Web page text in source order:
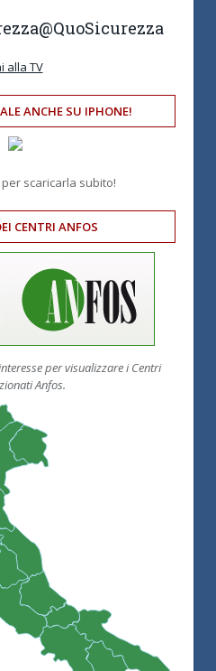
@QuoSicurezza
alla TV
ANCHE SU IPHONE!
scaricarla subito!
CENTRI ANFOS
per visualizzare i Centri
Anfos.